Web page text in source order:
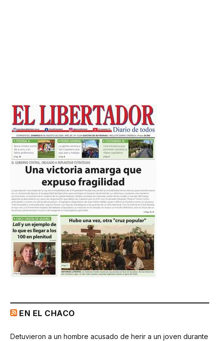
EN EL CHACO
Detuvieron a un hombre acusado de herir a un joven durante